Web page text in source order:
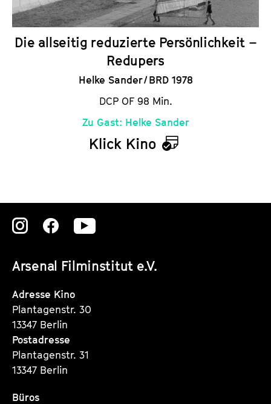
Die allseitig reduzierte Persönlichkeit –
Redupers
Helke Sander / BRD 1978
DCP OF 98 Min.
Zu Gast: Helke Sander
Klick Kino
K
Arsenal Filminstitut e.V.
Zu
Instagram
Seite
Zu
Instagram
Seite
Zu
Instagram
Adresse Kino
Plantagenstr. 30
13347 Berlin
Postadresse
Plantagenstr. 31
13347 Berlin
Büros